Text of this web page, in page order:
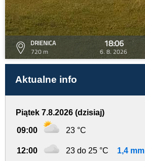
DRIENICA
720 m
18:06
6. 8. 2026
Aktualne info
Piątek 7.8.2026 (dzisiaj)
09:00 23 °C
12:00 23 do 25 °C 1,4 mm